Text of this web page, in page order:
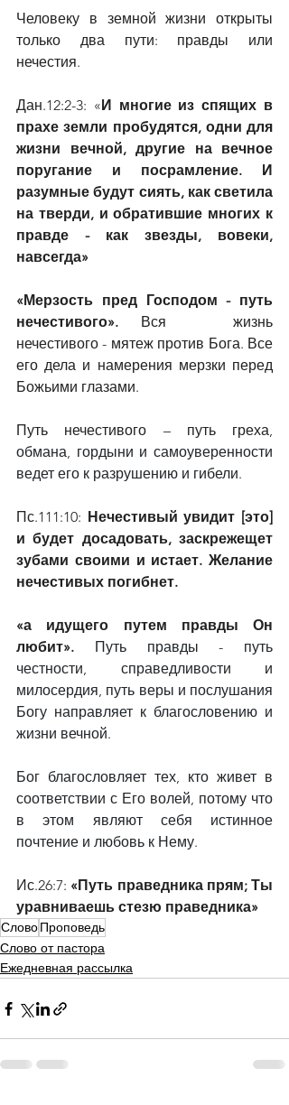
Человеку в земной жизни открыты
только два пути: правды или
нечестия.
Дан.12:2-3: «И многие из спящих в
прахе земли пробудятся, одни для
жизни вечной, другие на вечное
поругание и посрамление. И
разумные будут сиять, как светила
на тверди, и обратившие многих к
правде - как звезды, вовеки,
навсегда»
«Мерзость пред Господом - путь
нечестивого». Вся   жизнь
нечестивого - мятеж против Бога. Все
его дела и намерения мерзки перед
Божьими глазами.
Путь нечестивого – путь греха,
обмана, гордыни и самоуверенности
ведет его к разрушению и гибели.
Пс.111:10: Нечестивый увидит [это]
и будет досадовать, заскрежещет
зубами своими и истает. Желание
нечестивых погибнет.
«а идущего путем правды Он
любит». Путь правды - путь
честности, справедливости и
милосердия, путь веры и послушания
Богу направляет к благословению и
жизни вечной.
Бог благословляет тех, кто живет в
соответствии с Его волей, потому что
в этом являют себя истинное
почтение и любовь к Нему.
Ис.26:7: «Путь праведника прям; Ты
уравниваешь стезю праведника»
СловоПроповедь
Слово от пастора
Ежедневная рассылка